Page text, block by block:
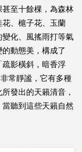
至十餘棵，為森林
、槴子花、玉蘭
化、風搖雨打等氣
動態美，構成了
疏影橫斜，暗香浮
常靜謐，它有多種
發出的天籟清音，
聽到這些天籟自然